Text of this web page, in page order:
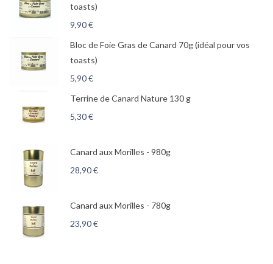
toasts)
9,90€
Bloc de Foie Gras de Canard 70g (idéal pour vos
toasts)
5,90€
Terrine de Canard Nature 130 g
5,30€
Canard aux Morilles - 980g
28,90€
Canard aux Morilles - 780g
23,90€